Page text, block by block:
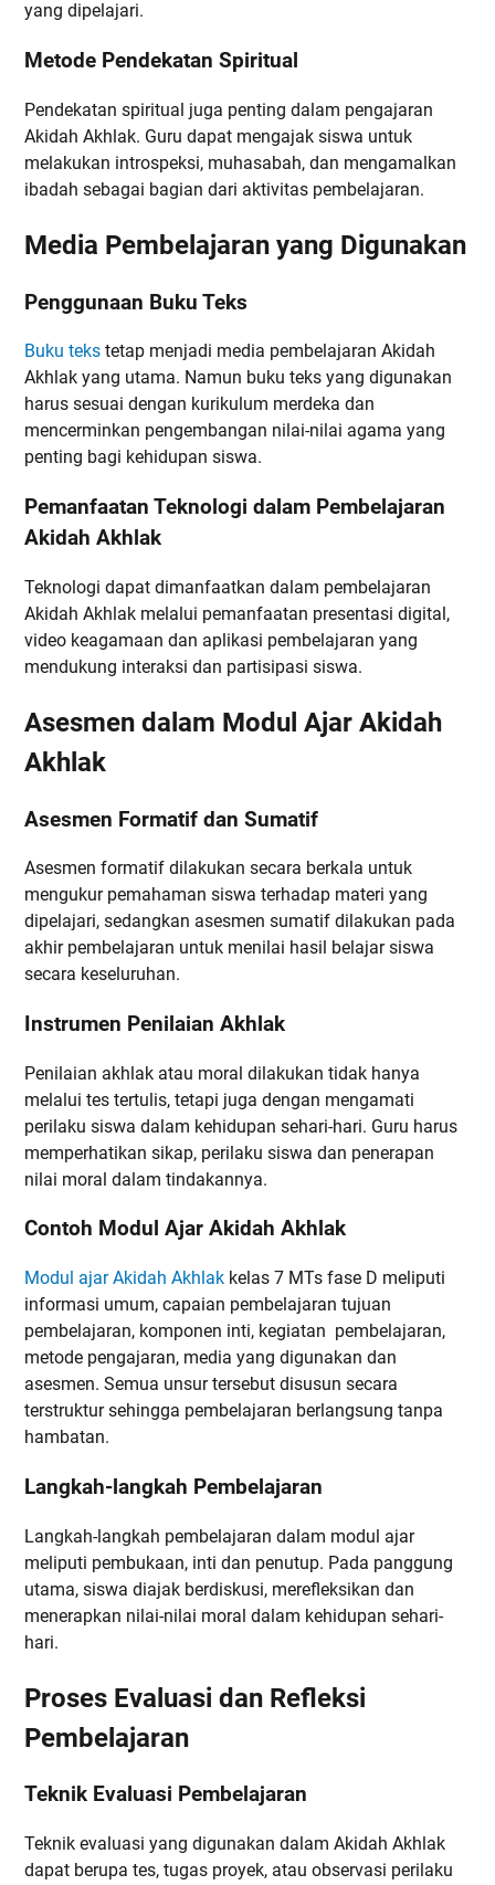
yang dipelajari.
Metode Pendekatan Spiritual
Pendekatan spiritual juga penting dalam pengajaran
Akidah Akhlak. Guru dapat mengajak siswa untuk
melakukan introspeksi, muhasabah, dan mengamalkan
ibadah sebagai bagian dari aktivitas pembelajaran.
Media Pembelajaran yang Digunakan
Penggunaan Buku Teks
Buku teks tetap menjadi media pembelajaran Akidah
Akhlak yang utama. Namun buku teks yang digunakan
harus sesuai dengan kurikulum merdeka dan
mencerminkan pengembangan nilai-nilai agama yang
penting bagi kehidupan siswa.
Pemanfaatan Teknologi dalam Pembelajaran
Akidah Akhlak
Teknologi dapat dimanfaatkan dalam pembelajaran
Akidah Akhlak melalui pemanfaatan presentasi digital,
video keagamaan dan aplikasi pembelajaran yang
mendukung interaksi dan partisipasi siswa.
Asesmen dalam Modul Ajar Akidah
Akhlak
Asesmen Formatif dan Sumatif
Asesmen formatif dilakukan secara berkala untuk
mengukur pemahaman siswa terhadap materi yang
dipelajari, sedangkan asesmen sumatif dilakukan pada
akhir pembelajaran untuk menilai hasil belajar siswa
secara keseluruhan.
Instrumen Penilaian Akhlak
Penilaian akhlak atau moral dilakukan tidak hanya
melalui tes tertulis, tetapi juga dengan mengamati
perilaku siswa dalam kehidupan sehari-hari. Guru harus
memperhatikan sikap, perilaku siswa dan penerapan
nilai moral dalam tindakannya.
Contoh Modul Ajar Akidah Akhlak
Modul ajar Akidah Akhlak kelas 7 MTs fase D meliputi
informasi umum, capaian pembelajaran tujuan
pembelajaran, komponen inti, kegiatan pembelajaran,
metode pengajaran, media yang digunakan dan
asesmen. Semua unsur tersebut disusun secara
terstruktur sehingga pembelajaran berlangsung tanpa
hambatan.
Langkah-langkah Pembelajaran
Langkah-langkah pembelajaran dalam modul ajar
meliputi pembukaan, inti dan penutup. Pada panggung
utama, siswa diajak berdiskusi, merefleksikan dan
menerapkan nilai-nilai moral dalam kehidupan sehari-
hari.
Proses Evaluasi dan Refleksi
Pembelajaran
Teknik Evaluasi Pembelajaran
Teknik evaluasi yang digunakan dalam Akidah Akhlak
dapat berupa tes, tugas proyek, atau observasi perilaku